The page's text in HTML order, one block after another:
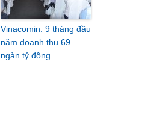
Vinacomin: 9 tháng đầu
năm doanh thu 69
ngàn tỷ đồng